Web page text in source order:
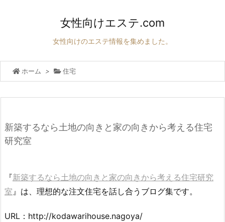
女性向けエステ.com
女性向けのエステ情報を集めました。
ホーム > 住宅
新築するなら土地の向きと家の向きから考える住宅
研究室
『新築するなら土地の向きと家の向きから考える住宅研究
室』は、理想的な注文住宅を話し合うブログ集です。
URL：http://kodawarihouse.nagoya/